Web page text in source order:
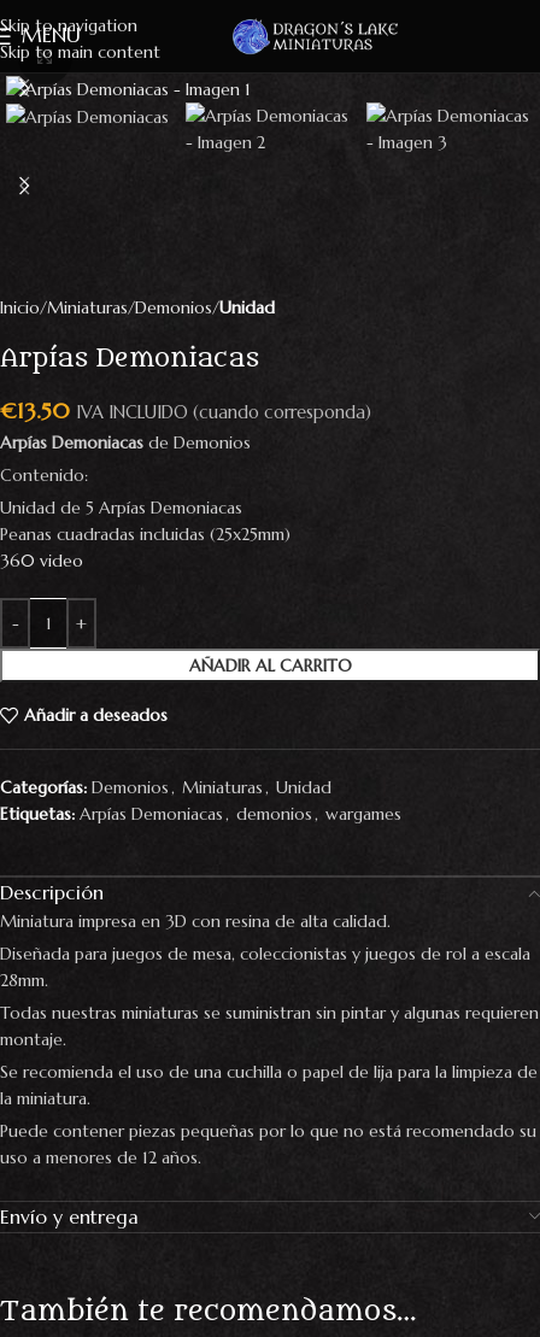
Skip to navigation
Skip to main content
MENU
Click to enlarge
Inicio Miniaturas Demonios Unidad
Arpías Demoniacas
€13.50 IVA INCLUIDO (cuando corresponda)
Arpías Demoniacas de Demonios
Contenido:
Unidad de 5 Arpías Demoniacas
Peanas cuadradas incluidas (25x25mm)
360 video
AÑADIR AL CARRITO
Añadir a deseados
Categorías: Demonios, Miniaturas, Unidad
Etiquetas: Arpías Demoniacas, demonios, wargames
Descripción
Miniatura impresa en 3D con resina de alta calidad.
Diseñada para juegos de mesa, coleccionistas y juegos de rol a escala
28mm.
Todas nuestras miniaturas se suministran sin pintar y algunas requieren
montaje.
Se recomienda el uso de una cuchilla o papel de lija para la limpieza de
la miniatura.
Puede contener piezas pequeñas por lo que no está recomendado su
uso a menores de 12 años.
Envío y entrega
También te recomendamos…